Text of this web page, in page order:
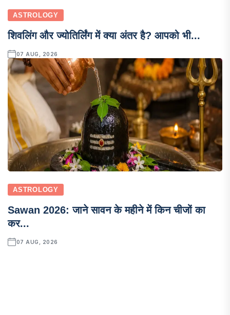
ASTROLOGY
शिवलिंग और ज्योतिर्लिंग में क्या अंतर है? आपको भी...
07 AUG, 2026
ASTROLOGY
Sawan 2026: जाने सावन के महीने में किन चीजों का
कर...
07 AUG, 2026